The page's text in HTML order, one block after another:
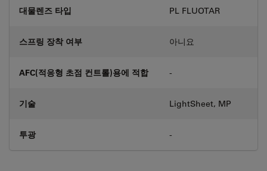
대물렌즈 타입 PL FLUOTAR
스프링 장착 여부 아니요
AFC(적응형 초점 컨트롤)용에 적합 -
기술 LightSheet, MP
투광 -